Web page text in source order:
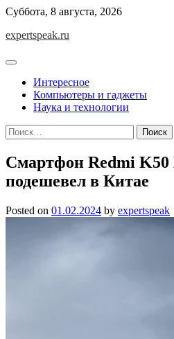
Skip
content
Суббота, 8 августа, 2026
expertspeak.ru
Интересное
Компьютеры и гаджеты
Наука и технологии
Найти:
Смартфон Redmi K50
подешевел в Китае
Posted on 01.02.2024 by expertspeak